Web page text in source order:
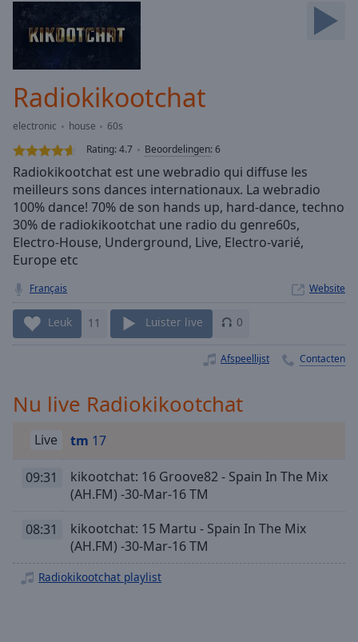
Skip
Forward
Mute
Loaded:
0.00%
Stream
TypeLIVE
Seek to
currently
behind
live
Remaining
Time-
1x
Chapters
Chapters
descriptions
selected
Subtitles
Radiokikootchat
electronic house
60s
Rating:4.7 Beoordelingen:6
Radiokikootchat est une webradio qui diffuse les
meilleurs sons dances internationaux. La webradio
100% dance! 70% de son hands up, hard-dance, techno
30% de radiokikootchat une radio du genre60s,
Electro-House, Underground, Live, Electro-varié,
Europe etc
Français Website
Leuk 11 Luister live 0
Afspeellijst Contacten
Nu live Radiokikootchat
Live tm 17
09:31
kikootchat: 16 Groove82 - Spain In The Mix
(AH.FM) -30-Mar-16 TM
08:31
kikootchat: 15 Martu - Spain In The Mix
(AH.FM) -30-Mar-16 TM
Radiokikootchat playlist